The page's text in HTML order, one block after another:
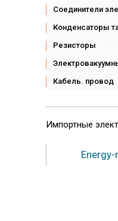
Соединители
Конденсаторы
Резисторы
Кабель. провод
Импортные
Energy-